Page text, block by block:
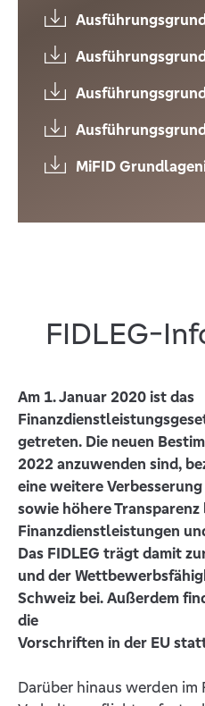
MiFID
FIDLEG-
Am 1. Januar 2020 ist das
getreten. Die neuen
2022 anzuwenden sind,
eine weitere
sowie höhere Transparenz
Finanzdienstleistungen
Das FIDLEG trägt damit
und der
Schweiz bei. Außerdem
die
Vorschriften in der EU
Darüber hinaus werden im